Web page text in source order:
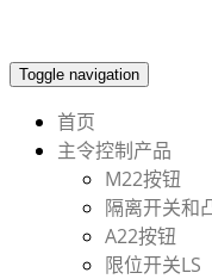
Toggle navigation
首页
主令控制产品
M22按钮
隔离开关和
A22按钮
限位开关LS